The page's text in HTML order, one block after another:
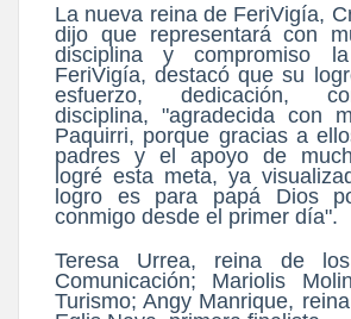
La nueva reina de FeriVigía,
dijo que representará con
disciplina y compromiso
FeriVigía, destacó que su
esfuerzo, dedicación,
disciplina, "agradecida con
Paquirri, porque gracias a
padres y el apoyo de
logré esta meta, ya
logro es para papá Dios
conmigo desde el primer día".
Teresa Urrea, reina de
Comunicación; Mariolis
Turismo; Angy Manrique,